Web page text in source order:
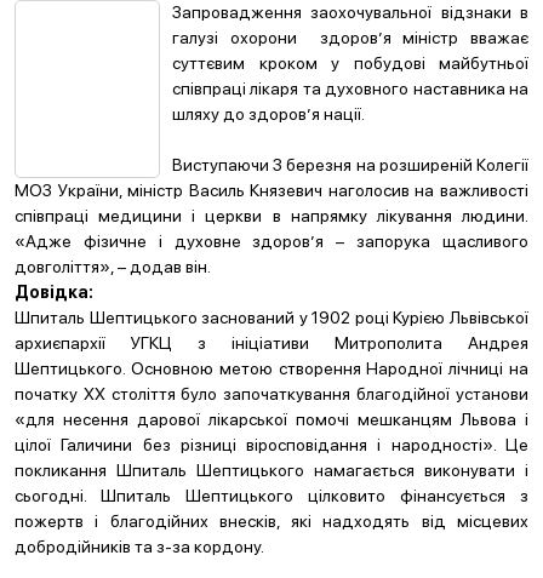
Запровадження заохочувальної відзнаки в
галузі охорони здоров’я міністр вважає
суттєвим кроком у побудові майбутньої
співпраці лікаря та духовного наставника на
шляху до здоров’я нації.
Виступаючи 3 березня на розширеній Колегії
МОЗ України, міністр Василь Князевич наголосив на важливості
співпраці медицини і церкви в напрямку лікування людини.
«Адже фізичне і духовне здоров’я – запорука щасливого
довголіття», – додав він.
Довідка:
Шпиталь Шептицького заснований у 1902 році Курією Львівської
архиєпархії УГКЦ з ініціативи Митрополита Андрея
Шептицького. Основною метою створення Народної лічниці на
початку XX століття було започаткування благодійної установи
«для несення дарової лікарської помочі мешканцям Львова і
цілої Галичини без різниці віросповідання і народності». Це
покликання Шпиталь Шептицького намагається виконувати і
сьогодні. Шпиталь Шептицького цілковито фінансується з
пожертв і благодійних внесків, які надходять від місцевих
добродійників та з-за кордону.